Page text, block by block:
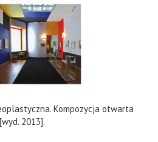
Kompozycja otwarta
[wyd. 2013].